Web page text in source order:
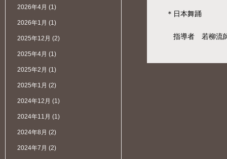
2026年4月 (1)
2026年1月 (1)
2025年12月 (2)
2025年4月 (1)
2025年2月 (1)
2025年1月 (2)
2024年12月 (1)
2024年11月 (1)
2024年8月 (2)
2024年7月 (2)
＊日本舞踊
指導者 若柳流